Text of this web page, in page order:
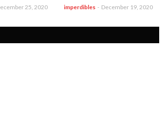
25, 2020 imperdibles - December 19, 2020